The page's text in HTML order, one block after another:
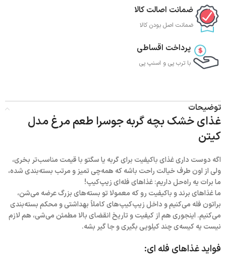
ضمانت اصالت کالا
ضمانت اصل بودن کالا
پرداخت اقساطی
با ترب‌ پی و اسنپ پی
توضیحات
غذای خشک بچه گربه جوسرا طعم مرغ مدل
کیتن
اگه دوست داری غذای باکیفیت برای گربه یا سگتو با قیمت مناسب‌تر بخری،
ولی از اون طرف خیالت راحت باشه که همه‌چی تمیز و مرتب بسته‌بندی شده،
ما برات یه راه‌حل داریم: غذاهای فله‌ای زیپ‌کیپ!
ما غذاهای برند و باکیفیت رو که معمولا تو بسته‌های بزرگ عرضه می‌شن،
براتون فله می‌کنیم و داخل زیپ‌کیپ‌های کاملاً بهداشتی و محکم بسته‌بندی
می‌کنیم. اینجوری هم از کیفیت و تاریخ انقضای بالا مطمئن می‌شی، هم لازم
نیست یه کیسه‌ی چند کیلویی بگیری و جا گیر بشه.
فواید غذاهای فله ای: